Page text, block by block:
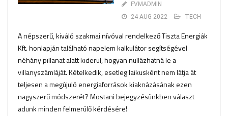
FVMADMIN
24 AUG 2022
TECH
A népszerű, kiváló szakmai nívóval rendelkező Tiszta Energiák
Kft. honlapján található napelem kalkulátor segítségével
néhány pillanat alatt kiderül, hogyan nullázhatná le a
villanyszámláját. Kételkedik, esetleg laikusként nem látja át
teljesen a megújuló energiaforrások kiaknázásának ezen
nagyszerű módszerét? Mostani bejegyzésünkben választ
adunk minden felmerülő kérdésére!